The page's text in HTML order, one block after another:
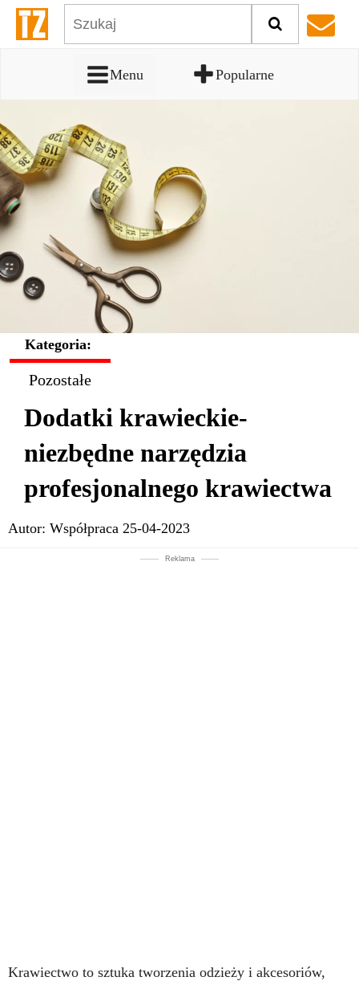
Menu Popularne
Kategoria:
Pozostałe
Dodatki krawieckie-
niezbędne narzędzia
profesjonalnego krawiectwa
Autor: Współpraca 25-04-2023
Reklama
Krawiectwo to sztuka tworzenia odzieży i akcesoriów,